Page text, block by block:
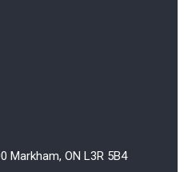
Markham, ON L3R 5B4